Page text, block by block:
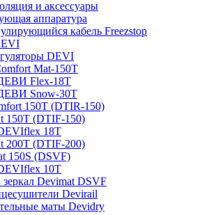
и аксессуары
аппаратура
кабель Freezstop
DEVI
Mat-150T
Flex-18T
Snow-30T
150T (DTIR-150)
150T (DTIF-150)
18T
200T (DTIF-200)
150S (DSVF)
10T
Devimat DSVF
Devirail
маты Devidry